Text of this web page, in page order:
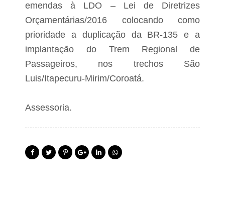
emendas à LDO – Lei de Diretrizes
Orçamentárias/2016 colocando como
prioridade a duplicação da BR-135 e a
implantação do Trem Regional de
Passageiros, nos trechos São
Luis/Itapecuru-Mirim/Coroatá.
Assessoria.